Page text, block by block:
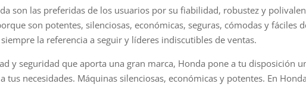
son las preferidas de los usuarios por su fiabilidad, robustez y
son potentes, silenciosas, económicas, seguras, cómodas y
la referencia a seguir y líderes indiscutibles de ventas.
y seguridad que aporta una gran marca, Honda pone a tu disposición
tus necesidades. Máquinas silenciosas, económicas y potentes. En